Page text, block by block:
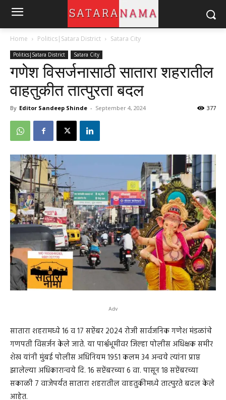
Home Politics|Satara District Satara City
Politics|Satara District Satara City
गणेश विसर्जनासाठी सातारा शहरातील
वाहतुकीत तात्पुरता बदल
By Editor Sandeep Shinde - September 4, 2024 377
Adv
सातारा शहरामध्ये 16 व 17 सप्टेंबर 2024 रोजी सार्वजनिक गणेश मंडळांचे
गणपती विसर्जन केले जाते. या पार्श्वभूमीवर जिल्हा पोलीस अधिक्षक समीर
शेख यांनी मुंबई पोलीस अधिनियम 1951 कलम 34 अन्वये त्यांना प्राप्त
झालेल्या अधिकारान्वये दि. 16 सप्टेंबरच्या 6 वा. पासून 18 सप्टेंबरच्या
सकाळी 7 वाजेपर्यंत सातारा शहरातील वाहतुकीमध्ये तात्पुरते बदल केले
आहेत.